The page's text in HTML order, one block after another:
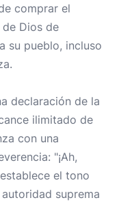
comprar el
Dios de
su pueblo, incluso
declaración de la
ilimitado de
con una
"¡Ah,
el tono
suprema